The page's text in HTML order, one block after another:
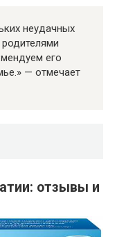
неудачных
его
— отмечает
отзывы и